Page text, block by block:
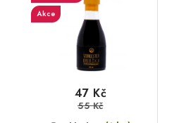
Akce
47 Kč
55 Kč